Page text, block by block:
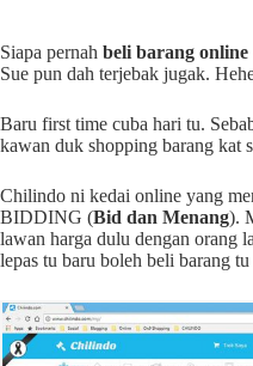
Siapa pernah beli barang
Sue pun dah terjebak jugak.
Baru first time cuba hari tu.
kawan duk shopping barang kat
Chilindo ni kedai online yang
BIDDING (Bid dan Menang).
lawan harga dulu dengan orang
lepas tu baru boleh beli barang